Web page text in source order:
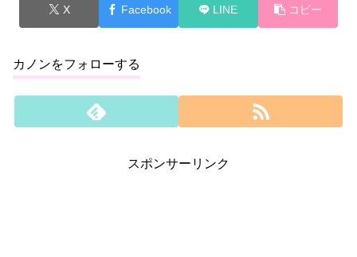
X Facebook LINE コピー
カノンをフォローする
スポンサーリンク